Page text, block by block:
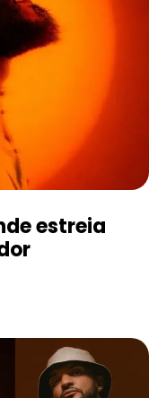
estreia